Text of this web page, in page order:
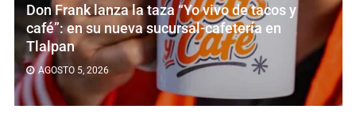
Don Frank lanza la taza “Yo vivo de tacos y
café”: en su nueva sucursal-cafetería en
Tlalpan
AGOSTO 5, 2026